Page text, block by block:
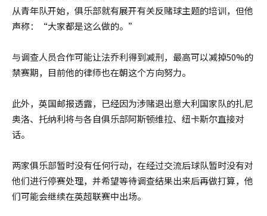
从青年队开始，俱乐部就有展开有关反赌球主题的培训，但他
声称：“大家都是这么做的。”
与调查人员合作可能让法乔利得到减刑，最高可以减掉50%的
禁赛期，目前他的律师也在朝这个方向努力。
此外，英国邮报透露，已经因为涉赌退出意大利国家队的扎尼
奥洛、托纳利将与各自俱乐部阿斯顿维拉、纽卡斯尔直接对
话。
两家俱乐部暂时没有任何行动，在经过交流后球队暂时没有对
他们进行停赛处理，并希望等待调查结果出来后再做打算，他
们可能会继续在英超联赛中出场。